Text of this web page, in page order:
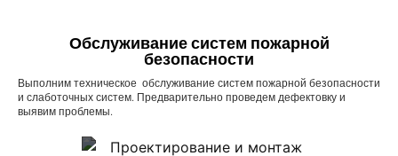
Обслуживание систем пожарной
безопасности
Выполним техническое обслуживание систем пожарной безопасности
и слаботочных систем. Предварительно проведем дефектовку и
выявим проблемы.